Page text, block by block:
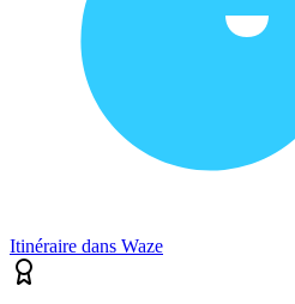
Itinéraire dans Waze